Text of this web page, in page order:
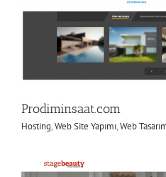
Prodiminsaat.com
Hosting,Web Site Yapımı,Web